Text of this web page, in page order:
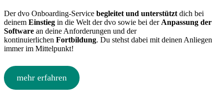
Der dvo Onboarding-Service begleitet und unterstützt dich bei
deinem Einstieg in die Welt der dvo sowie bei der Anpassung der
Software an deine Anforderungen und der
kontinuierlichen Fortbildung. Du stehst dabei mit deinen Anliegen
immer im Mittelpunkt!
mehr erfahren